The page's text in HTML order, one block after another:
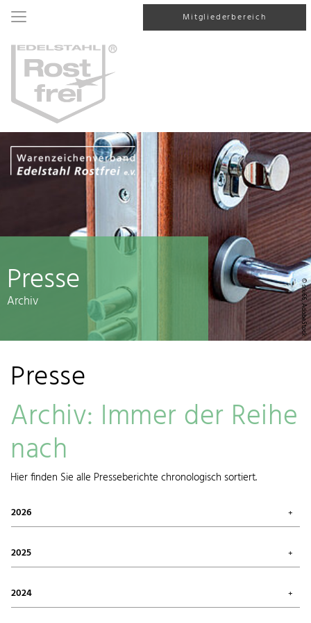
Mitgliederbereich
© srki66, AdobeStock
Presse
Archiv
Presse
Archiv: Immer der Reihe
nach
Hier finden Sie alle Presseberichte chronologisch sortiert.
2026
April 2026 (1)
März 2026 (1)
2025
Juni 2025 (1)
Mai 2025 (1)
2024